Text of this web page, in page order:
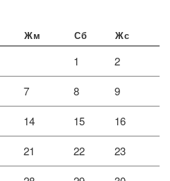
Жм Сб Жс
1 2
7 8 9
14 15 16
21 22 23